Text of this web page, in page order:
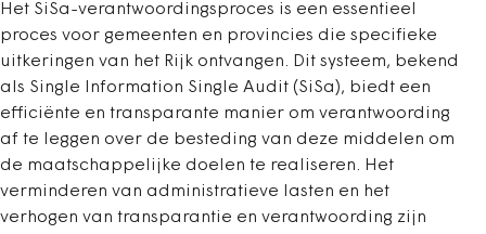
Het SiSa-verantwoordingsproces is een essentieel
proces voor gemeenten en provincies die specifieke
uitkeringen van het Rijk ontvangen. Dit systeem, bekend
als Single Information Single Audit (SiSa), biedt een
efficiënte en transparante manier om verantwoording
af te leggen over de besteding van deze middelen om
de maatschappelijke doelen te realiseren. Het
verminderen van administratieve lasten en het
verhogen van transparantie en verantwoording zijn